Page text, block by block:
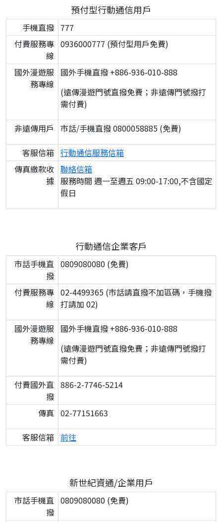
預付型行動通信用戶
手機直撥 777
付費服務專
線
0936000777 (預付型用戶免費)
國外漫遊服
務專線
國外手機直撥 +886-936-010-888
(遠傳漫遊門號直撥免費；非遠傳門號撥打
需付費)
非遠傳用戶 市話/手機直撥 0800058885 (免費)
客服信箱 行動通信服務信箱
傳真繳款收
據
聯絡信箱
服務時間 週一至週五 09:00-17:00,不含國定
假日
行動通信企業客戶
市話手機直
撥
0809080080 (免費)
付費服務專
線
02-4499365 (市話請直撥不加區碼，手機撥
打請加 02)
國外漫遊服
務專線
國外手機直撥 +886-936-010-888
(遠傳漫遊門號直撥免費；非遠傳門號撥打
需付費)
付費國外直
撥
886-2-7746-5214
傳真 02-77151663
客服信箱 前往
新世紀資通/企業用戶
市話手機直
撥
0809080080 (免費)